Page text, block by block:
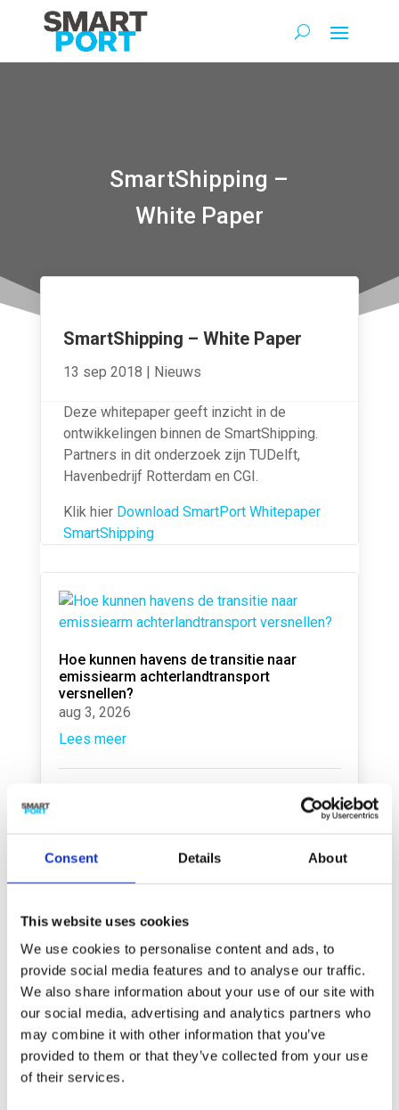
Consent Details About
This website uses cookies
We use cookies to personalise content and ads, to
provide social media features and to analyse our traffic.
We also share information about your use of our site with
our social media, advertising and analytics partners who
may combine it with other information that you’ve
provided to them or that they’ve collected from your use
of their services.
SmartShipping –
White Paper
SmartShipping – White Paper
13 sep 2018 | Nieuws
Deze whitepaper geeft inzicht in de
ontwikkelingen binnen de SmartShipping.
Partners in dit onderzoek zijn TUDelft,
Havenbedrijf Rotterdam en CGI.
Klik hier Download SmartPort Whitepaper
SmartShipping
Hoe kunnen havens de transitie naar
emissiearm achterlandtransport
versnellen?
aug 3, 2026
Lees meer
Transport
Lees meer